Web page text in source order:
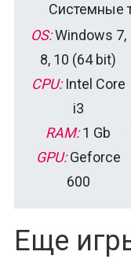
Системные
OS:Windows 7,
8, 10 (64 bit)
CPU:Intel Core
i3
RAM:1 Gb
GPU:Geforce
600
Еще